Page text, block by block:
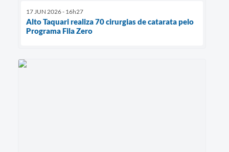
17 JUN 2026 - 16h27
Alto Taquari realiza 70 cirurgias de catarata pelo
Programa Fila Zero